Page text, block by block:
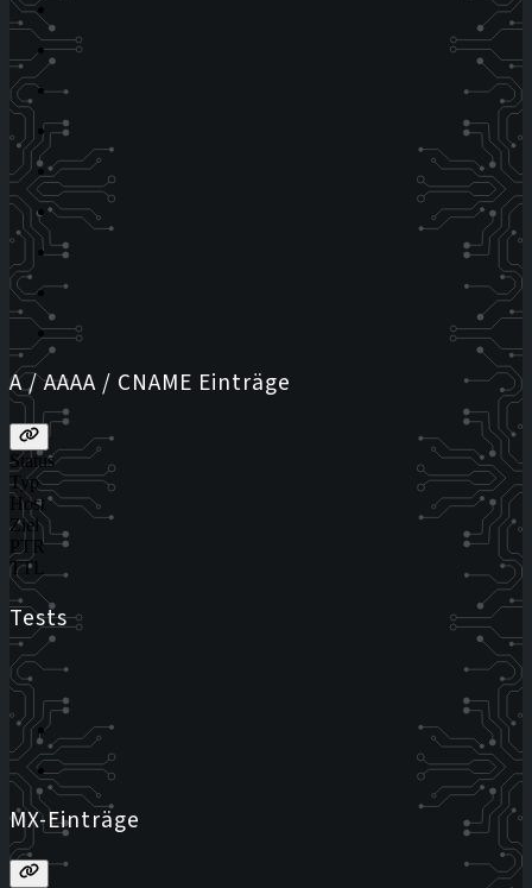
A / AAAA / CNAME Einträge
Status
Typ
Host
Ziel
PTR
TTL
Tests
MX-Einträge